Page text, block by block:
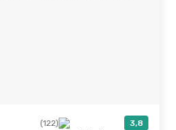
(122) 3,8